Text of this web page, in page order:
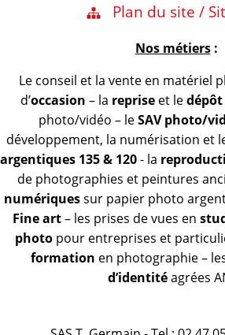
Plan du site /
Nos métiers:
Le conseil et la vente en matériel
d’occasion – la reprise et le
photo/vidéo – leSAV photo/
développement, la numérisation et
argentiques 135 & 120- la
de photographies et peintures
numériquessur papier photo
Fine art– les prises de vues en
photo pour entreprises et
formation en photographie –
d’identitéagrées